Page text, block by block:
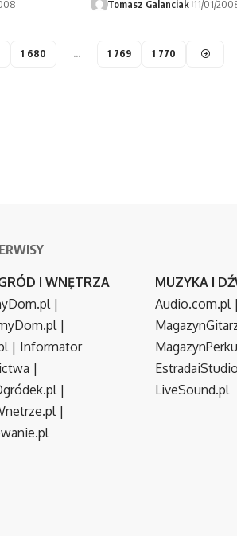
Tomasz Galanciak 11/01/
1 680 … 1 769 1 770
I WNĘTRZA
|
|
| Informator
|
|
|
MUZYKA I
Audio.com.pl|
LiveSound.pl